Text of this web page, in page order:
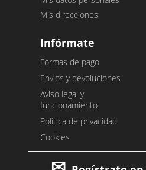
Mis direcciones
Infórmate
Formas de pago
Envíos y devoluciones
Aviso legal y
funcionamiento
Política de privacidad
Cookies